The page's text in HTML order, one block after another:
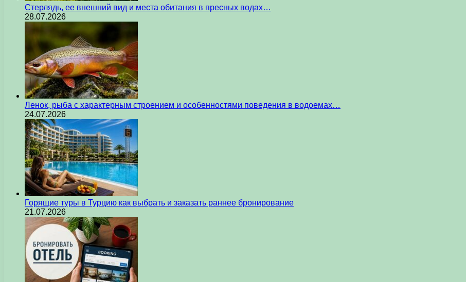
Стерлядь, ее внешний вид и места обитания в пресных водах…
28.07.2026
Ленок, рыба с характерным строением и особенностями поведения в водоемах…
24.07.2026
Горящие туры в Турцию как выбрать и заказать раннее бронирование
21.07.2026